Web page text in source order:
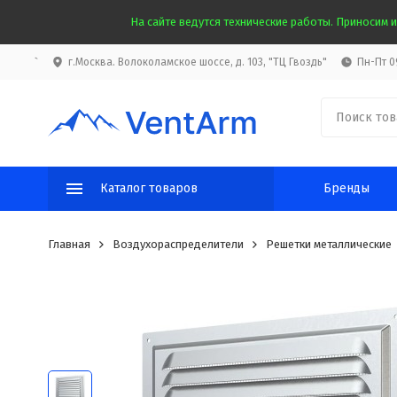
На сайте ведутся технические работы.
` г.Москва. Волоколамское шоссе, д. 103, "ТЦ Гвоздь" Пн-Пт
Каталог товаров Бренды
Главная Воздухораспределители Решетки металлические